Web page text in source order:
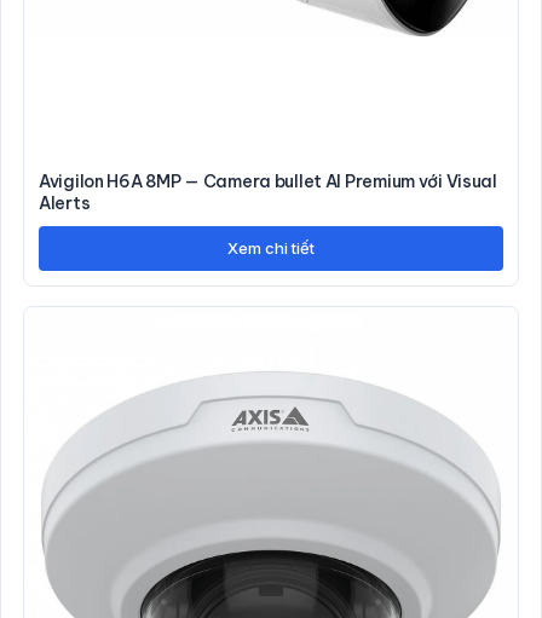
Avigilon H6A 8MP — Camera bullet AI Premium với Visual
Alerts
Xem chi tiết